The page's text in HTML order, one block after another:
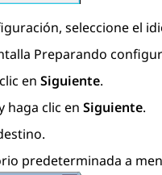
seleccione el
Preparando
en Siguiente.
haga clic en Siguiente.
.
predeterminada a